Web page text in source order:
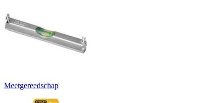
Meetgereedschap